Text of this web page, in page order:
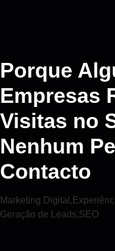
Porque
Empresas
Visitas no
Nenhum
Contacto
Marketing Digital ,
Geração de Leads,SEO